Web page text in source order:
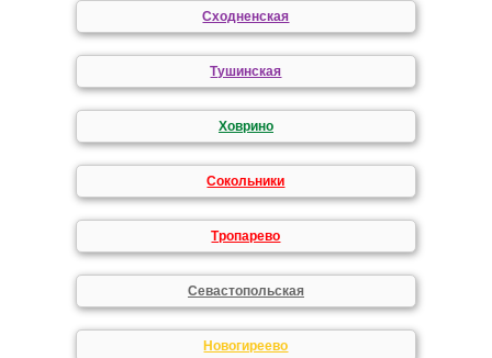
Сходненская
Тушинская
Ховрино
Сокольники
Тропарево
Севастопольская
Новогиреево